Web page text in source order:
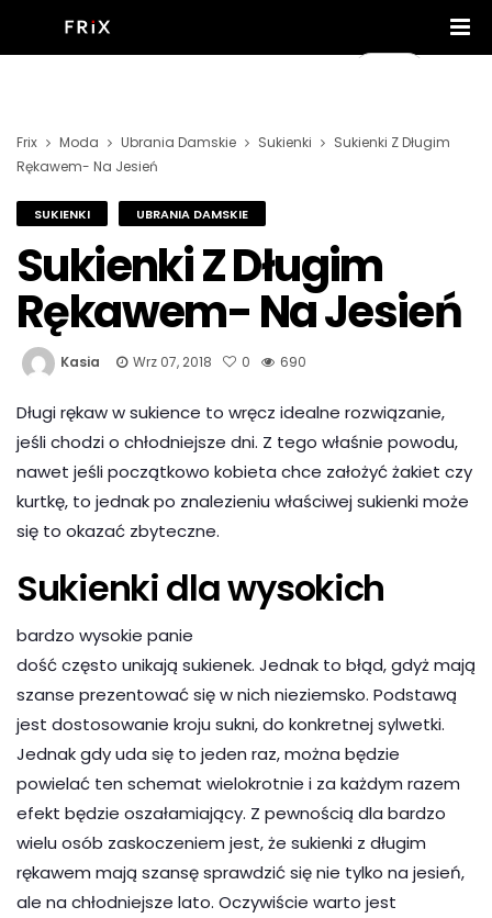
Frix Moda Ubrania Damskie Sukienki
Sukienki Z Długim
Rękawem- Na Jesień
SUKIENKI UBRANIA DAMSKIE
Sukienki Z Długim
Rękawem- Na Jesień
Kasia Wrz 07, 2018 0 690
Długi rękaw w sukience to wręcz idealne rozwiązanie,
jeśli chodzi o chłodniejsze dni. Z tego właśnie powodu,
nawet jeśli początkowo kobieta chce założyć żakiet czy
kurtkę, to jednak po znalezieniu właściwej sukienki może
się to okazać zbyteczne.
Sukienki dla wysokich
bardzo wysokie panie
dość często unikają sukienek. Jednak to błąd, gdyż mają
szanse prezentować się w nich nieziemsko. Podstawą
jest dostosowanie kroju sukni, do konkretnej sylwetki.
Jednak gdy uda się to jeden raz, można będzie
powielać ten schemat wielokrotnie i za każdym razem
efekt będzie oszałamiający. Z pewnością dla bardzo
wielu osób zaskoczeniem jest, że sukienki z długim
rękawem mają szansę sprawdzić się nie tylko na jesień,
ale na chłodniejsze lato. Oczywiście warto jest